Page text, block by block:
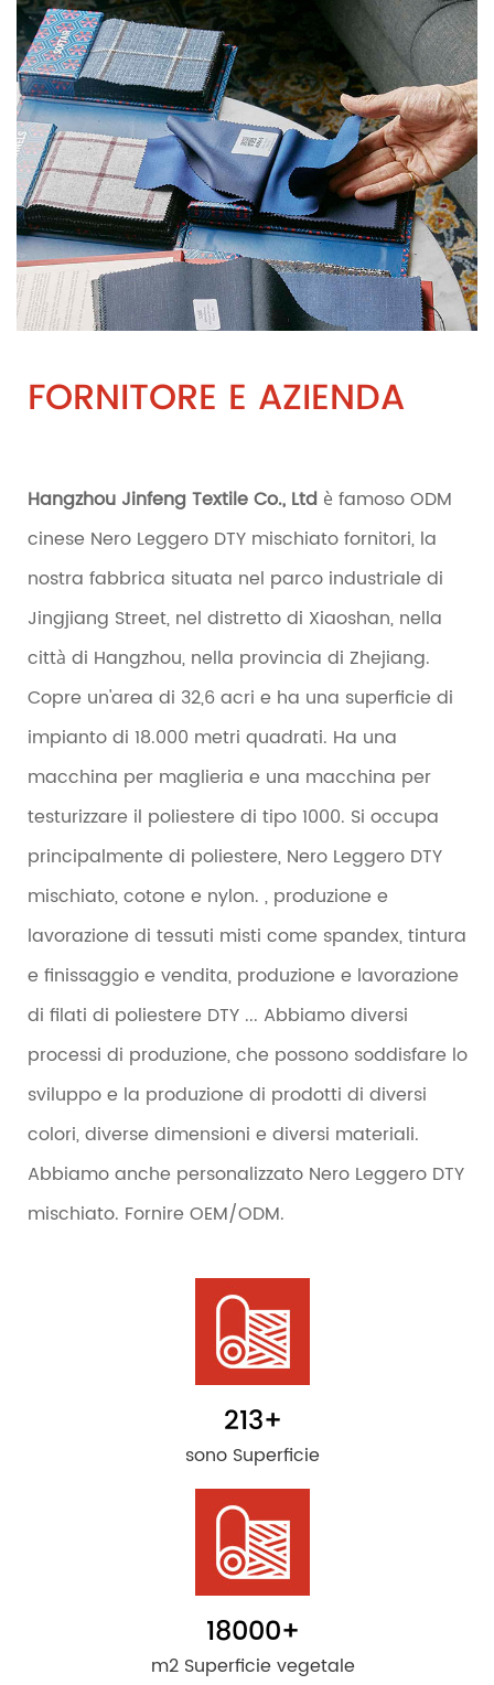
FORNITORE E AZIENDA
Hangzhou Jinfeng Textile Co., Ltd è famosoODM
cinese Nero Leggero DTY mischiato fornitori, la
nostra fabbrica situata nel parco industriale di
Jingjiang Street, nel distretto di Xiaoshan, nella
città di Hangzhou, nella provincia di Zhejiang.
Copre un'area di 32,6 acri e ha una superficie di
impianto di 18.000 metri quadrati. Ha una
macchina per maglieria e una macchina per
testurizzare il poliestere di tipo 1000. Si occupa
principalmente di poliestere, Nero Leggero DTY
mischiato, cotone e nylon. , produzione e
lavorazione di tessuti misti come spandex, tintura
e finissaggio e vendita, produzione e lavorazione
di filati di poliestere DTY ... Abbiamo diversi
processi di produzione, che possono soddisfare lo
sviluppo e la produzione di prodotti di diversi
colori, diverse dimensioni e diversi materiali.
Abbiamo anche personalizzato Nero Leggero DTY
mischiato. Fornire OEM/ODM.
213+
sono Superficie
18000+
m2 Superficie vegetale